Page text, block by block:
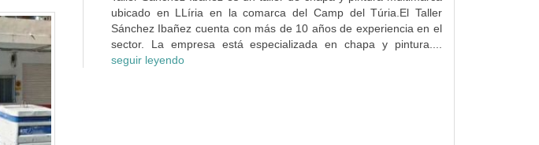
ubicado en LLíria en la comarca del Camp del Túria.El Taller
Sánchez Ibañez cuenta con más de 10 años de experiencia en el
sector. La empresa está especializada en chapa y pintura....
seguir leyendo